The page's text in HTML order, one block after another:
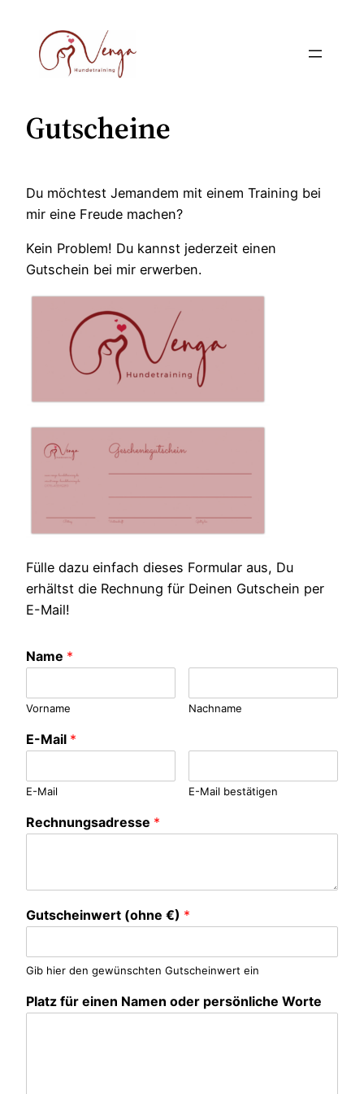
springen
Gutscheine
Du möchtest Jemandem mit einem Training bei
mir eine Freude machen?
Kein Problem! Du kannst jederzeit einen
Gutschein bei mir erwerben.
Fülle dazu einfach dieses Formular aus, Du
erhältst die Rechnung für Deinen Gutschein per
E-Mail!
Name *
Vorname Nachname
E-Mail *
E-Mail E-Mail bestätigen
Rechnungsadresse *
Gutscheinwert (ohne €) *
Gib hier den gewünschten Gutscheinwert ein
Platz für einen Namen oder persönliche Worte